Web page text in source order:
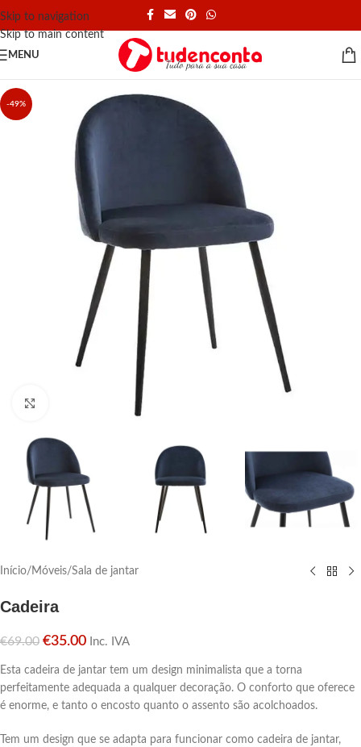
Skip to navigation
Skip to main content
MENU
-49%
Click para aumentar
Início/ Móveis/Sala de jantar
Cadeira
€69.00 €35.00 Inc. IVA
Esta cadeira de jantar tem um design minimalista que a torna
perfeitamente adequada a qualquer decoração. O conforto que oferece
é enorme, e tanto o encosto quanto o assento são acolchoados.
Tem um design que se adapta para funcionar como cadeira de jantar,